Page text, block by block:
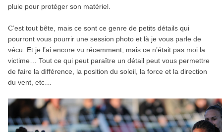
pluie pour protéger son matériel.
C’est tout bête, mais ce sont ce genre de petits détails qui
pourront vous pourrir une session photo et là je vous parle de
vécu. Et je l’ai encore vu récemment, mais ce n’était pas moi la
victime… Tout ce qui peut paraître un détail peut vous permettre
de faire la différence, la position du soleil, la force et la direction
du vent, etc…